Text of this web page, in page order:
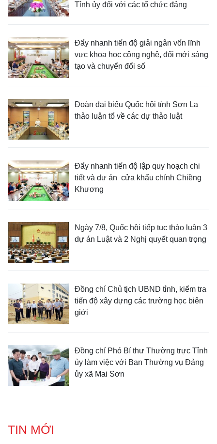
Tỉnh ủy đối với các tổ chức đảng
Đẩy nhanh tiến độ giải ngân vốn lĩnh
vực khoa học công nghệ, đổi mới sáng
tạo và chuyển đổi số
Đoàn đại biểu Quốc hội tỉnh Sơn La
thảo luận tổ về các dự thảo luật
Đẩy nhanh tiến độ lập quy hoạch chi
tiết và dự án cửa khẩu chính Chiềng
Khương
Ngày 7/8, Quốc hội tiếp tục thảo luận 3
dự án Luật và 2 Nghị quyết quan trọng
Đồng chí Chủ tịch UBND tỉnh, kiểm tra
tiến độ xây dựng các trường học biên
giới
Đồng chí Phó Bí thư Thường trực Tỉnh
ủy làm việc với Ban Thường vụ Đảng
ủy xã Mai Sơn
TIN MỚI